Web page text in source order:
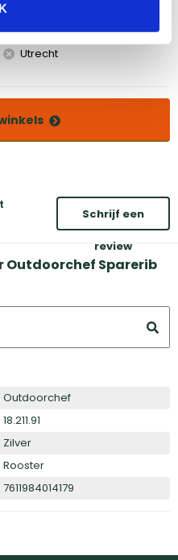
Naarden
Utrecht
Schrijf een
review
Sparerib
Outdoorchef
18.211.91
Zilver
Rooster
7611984014179